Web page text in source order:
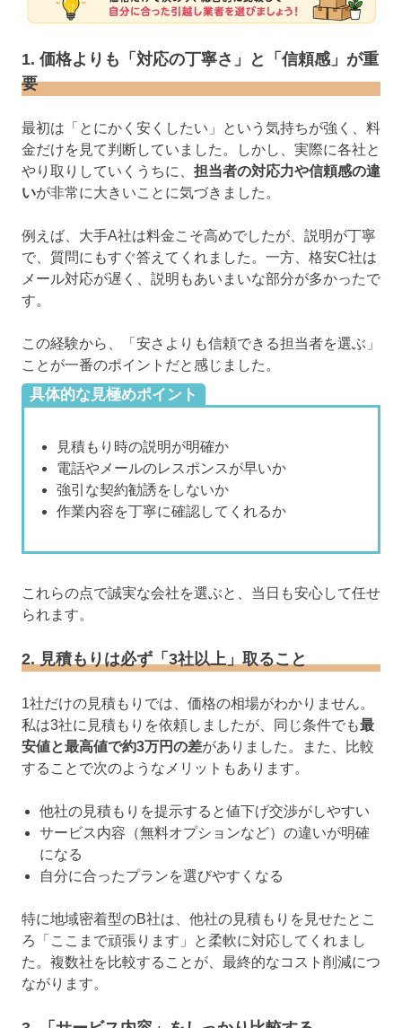
1. 価格よりも「対応の丁寧さ」と「信頼感」が重
要
最初は「とにかく安くしたい」という気持ちが強く、料
金だけを見て判断していました。しかし、実際に各社と
やり取りしていくうちに、 担当者の対応力や信頼感の違
いが非常に大きいことに気づきました。
例えば、大手A社は料金こそ高めでしたが、説明が丁寧
で、質問にもすぐ答えてくれました。一方、格安C社は
メール対応が遅く、説明もあいまいな部分が多かったで
す。
この経験から、「安さよりも信頼できる担当者を選ぶ」
ことが一番のポイントだと感じました。
具体的な見極めポイント
見積もり時の説明が明確か
電話やメールのレスポンスが早いか
強引な契約勧誘をしないか
作業内容を丁寧に確認してくれるか
これらの点で誠実な会社を選ぶと、当日も安心して任せ
られます。
2. 見積もりは必ず「3社以上」取ること
1社だけの見積もりでは、価格の相場がわかりません。
私は3社に見積もりを依頼しましたが、同じ条件でも最
安値と最高値で約3万円の差がありました。また、比較
することで次のようなメリットもあります。
他社の見積もりを提示すると値下げ交渉がしやすい
サービス内容（無料オプションなど）の違いが明確
になる
自分に合ったプランを選びやすくなる
特に地域密着型のB社は、他社の見積もりを見せたとこ
ろ「ここまで頑張ります」と柔軟に対応してくれまし
た。複数社を比較することが、最終的なコスト削減につ
ながります。